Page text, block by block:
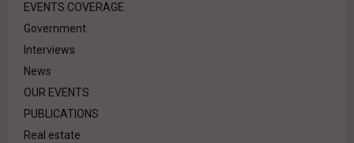
EVENTS COVERAGE
Government
Interviews
News
OUR EVENTS
PUBLICATIONS
Real estate